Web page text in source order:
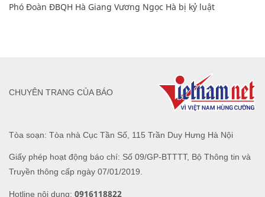
Phó Đoàn ĐBQH Hà Giang Vương Ngọc Hà bị kỷ luật
Tòa soạn: Tòa nhà Cục Tần Số, 115 Trần Duy Hưng Hà Nội
Giấy phép hoạt động báo chí: Số 09/GP-BTTTT, Bộ Thông tin và
Truyền thông cấp ngày 07/01/2019.
Hotline nội dung: 0916118822
CHUYÊN TRANG CỦA BÁO